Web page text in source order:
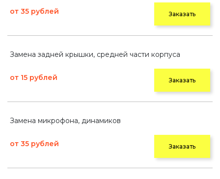
от 35 рублей Заказать
Замена задней крышки, средней части корпуса
от 15 рублей Заказать
Замена микрофона, динамиков
от 35 рублей Заказать